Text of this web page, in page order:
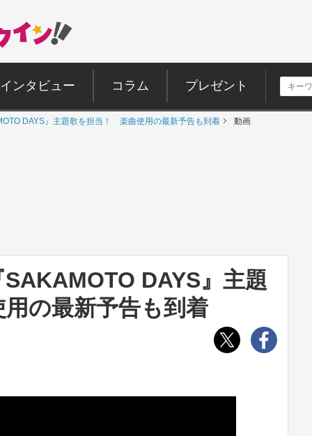
インタビュー コラム プレゼント
DAYS』主題歌を担当！ 楽曲使用の最新予告も到着 動画
DAYS』主題
の最新予告も到着